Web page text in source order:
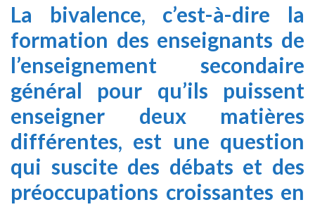
La bivalence, c’est-à-dire la
formation des enseignants de
l’enseignement secondaire
général pour qu’ils puissent
enseigner deux matières
différentes, est une question
qui suscite des débats et des
préoccupations croissantes en